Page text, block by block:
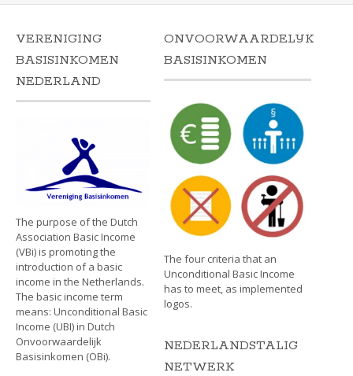
VERENIGING
BASISINKOMEN
NEDERLAND
The purpose of the Dutch
Association Basic Income
(VBi) is promoting the
introduction of a basic
income in the Netherlands.
The basic income term
means: Unconditional Basic
Income (UBI) in Dutch
Onvoorwaardelijk
Basisinkomen (OBi).
ONVOORWAARDELIJK
BASISINKOMEN
The four criteria that an
Unconditional Basic Income
has to meet, as implemented
logos.
NEDERLANDSTALIG
NETWERK